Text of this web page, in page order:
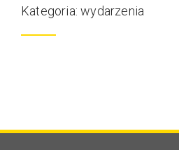
Kategoria: wydarzenia